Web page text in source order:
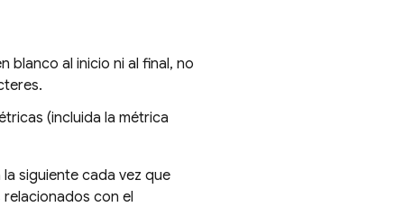
blanco al inicio ni al final, no
(incluida la métrica
siguiente cada vez que
con el